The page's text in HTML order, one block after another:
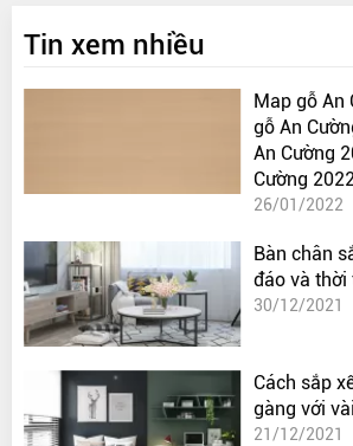
Tin xem nhiều
Map gỗ An
gỗ An
An Cường
Cường 2022
26/01/2022
Bàn chân
đáo và thời
30/12/2021
Cách sắp
gàng với
21/12/2021